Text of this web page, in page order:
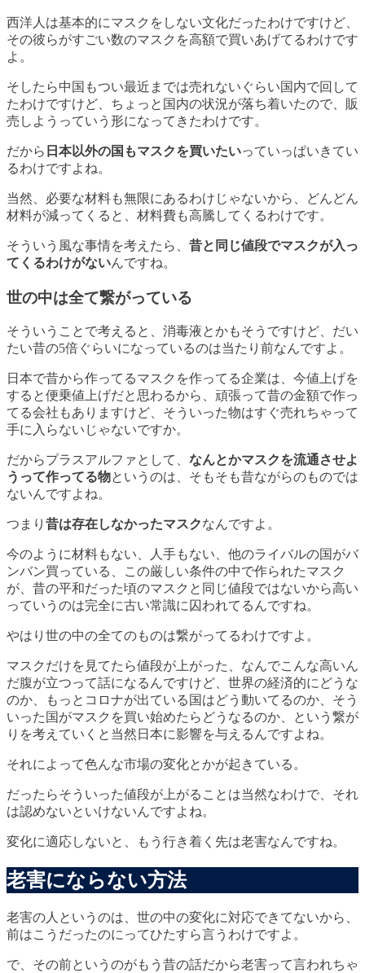
西洋人は基本的にマスクをしない文化だったわけですけど、
その彼らがすごい数のマスクを高額で買いあげてるわけです
よ。
そしたら中国もつい最近までは売れないぐらい国内で回して
たわけですけど、ちょっと国内の状況が落ち着いたので、販
売しようっていう形になってきたわけです。
だから 日本以外の国もマスクを買いたいっていっぱいきてい
るわけですよね。
当然、必要な材料も無限にあるわけじゃないから、どんどん
材料が減ってくると、材料費も高騰してくるわけです。
そういう風な事情を考えたら、 昔と同じ値段でマスクが入っ
てくるわけがないんですね。
世の中は全て繋がっている
そういうことで考えると、消毒液とかもそうですけど、だい
たい昔の5倍ぐらいになっているのは当たり前なんですよ。
日本で昔から作ってるマスクを作ってる企業は、今値上げを
すると便乗値上げだと思わるから、頑張って昔の金額で作っ
てる会社もありますけど、そういった物はすぐ売れちゃって
手に入らないじゃないですか。
だからプラスアルファとして、 なんとかマスクを流通させよ
うって作ってる物というのは、そもそも昔ながらのものでは
ないんですよね。
つまり 昔は存在しなかったマスクなんですよ。
今のように材料もない、人手もない、他のライバルの国がバ
ンバン買っている、この厳しい条件の中で作られたマスク
が、昔の平和だった頃のマスクと同じ値段ではないから高い
っていうのは完全に古い常識に囚われてるんですね。
やはり世の中の全てのものは繋がってるわけですよ。
マスクだけを見てたら値段が上がった、なんでこんな高いん
だ腹が立つって話になるんですけど、世界の経済的にどうな
のか、もっとコロナが出ている国はどう動いてるのか、そう
いった国がマスクを買い始めたらどうなるのか、という繋が
りを考えていくと当然日本に影響を与えるんですよね。
それによって色んな市場の変化とかが起きている。
だったらそういった値段が上がることは当然なわけで、それ
は認めないといけないんですよね。
変化に適応しないと、もう行き着く先は老害なんですね。
老害にならない方法
老害の人というのは、世の中の変化に対応できてないから、
前はこうだったのにってひたすら言うわけですよ。
で、その前というのがもう昔の話だから老害って言われちゃ